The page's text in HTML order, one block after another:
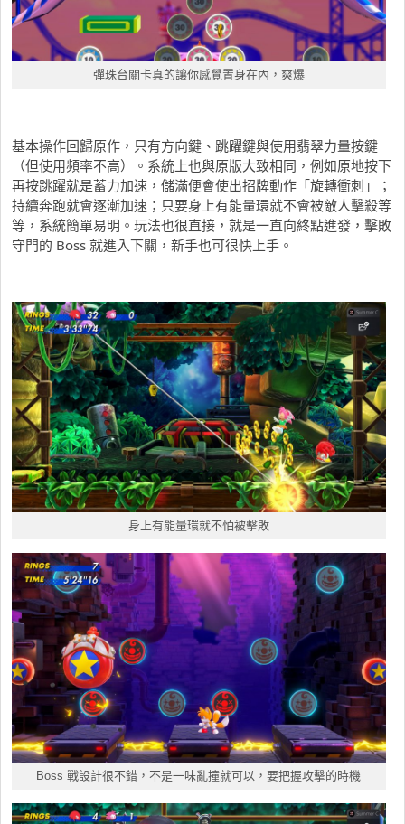
彈珠台關卡真的讓你感覺置身在內，爽爆
基本操作回歸原作，只有方向鍵、跳躍鍵與使用翡翠力量按鍵
（但使用頻率不高）。系統上也與原版大致相同，例如原地按下
再按跳躍就是蓄力加速，儲滿便會使出招牌動作「旋轉衝刺」；
持續奔跑就會逐漸加速；只要身上有能量環就不會被敵人擊殺等
等，系統簡單易明。玩法也很直接，就是一直向終點進發，擊敗
守門的 Boss 就進入下關，新手也可很快上手。
身上有能量環就不怕被擊敗
Boss 戰設計很不錯，不是一味亂撞就可以，要把握攻擊的時機